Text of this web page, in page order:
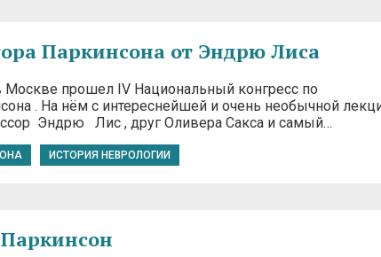
Паркинсона от Эндрю Лиса
Москве прошел IV Национальный конгресс по
. На нём с интереснейшей и очень необычной
Эндрю Лис , друг Оливера Сакса и самый…
ИСТОРИЯ НЕВРОЛОГИИ